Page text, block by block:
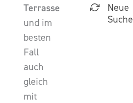
Terrasse
und im
besten
Fall
auch
gleich
mit
Neue
Suche